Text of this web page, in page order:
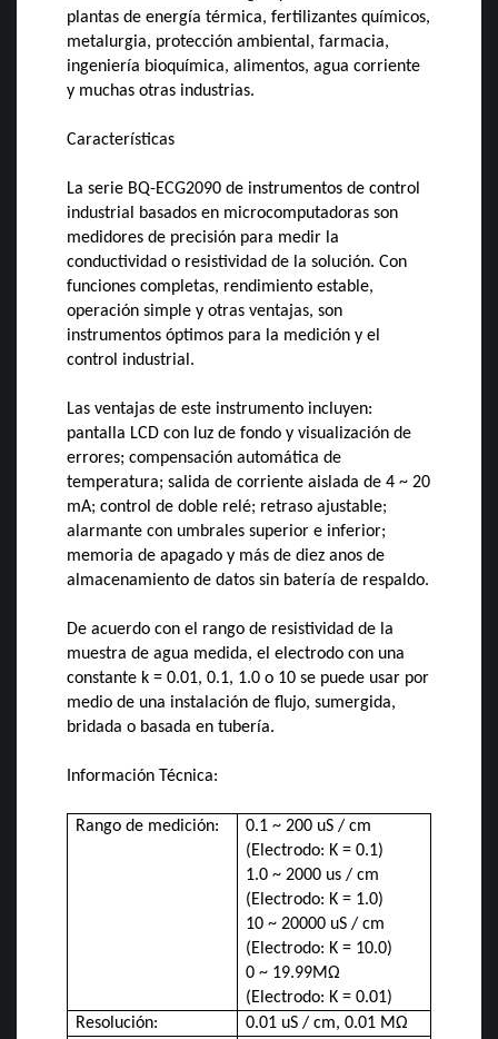
plantas de energía térmica, fertilizantes químicos,
metalurgia, protección ambiental, farmacia,
ingeniería bioquímica, alimentos, agua corriente
y muchas otras industrias.
Características
La serie BQ-ECG2090 de instrumentos de control
industrial basados ​​en microcomputadoras son
medidores de precisión para medir la
conductividad o resistividad de la solución. Con
funciones completas, rendimiento estable,
operación simple y otras ventajas, son
instrumentos óptimos para la medición y el
control industrial.
Las ventajas de este instrumento incluyen:
pantalla LCD con luz de fondo y visualización de
errores; compensación automática de
temperatura; salida de corriente aislada de 4 ~ 20
mA; control de doble relé; retraso ajustable;
alarmante con umbrales superior e inferior;
memoria de apagado y más de diez anos de
almacenamiento de datos sin batería de respaldo.
De acuerdo con el rango de resistividad de la
muestra de agua medida, el electrodo con una
constante k = 0.01, 0.1, 1.0 o 10 se puede usar por
medio de una instalación de flujo, sumergida,
bridada o basada en tubería.
Información Técnica:
Rango de medición:
0.1 ~ 200 uS / cm
(Electrodo: K = 0.1)
1.0 ~ 2000 us / cm
(Electrodo: K = 1.0)
10 ~ 20000 uS / cm
(Electrodo: K = 10.0)
0 ~ 19.99MΩ
(Electrodo: K = 0.01)
Resolución:
0.01 uS / cm, 0.01 MΩ